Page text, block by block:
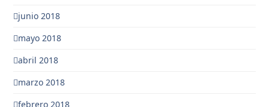
junio 2018
mayo 2018
abril 2018
marzo 2018
febrero 2018